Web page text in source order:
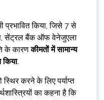
प्रभावित किया, जिसे 7 से
सेंट्रल बैंक ऑफ वेनेजुएला
के कारणकीमतों में सामान्य
किया.
स्थिर करने के लिए पर्याप्त
का कहना है कि